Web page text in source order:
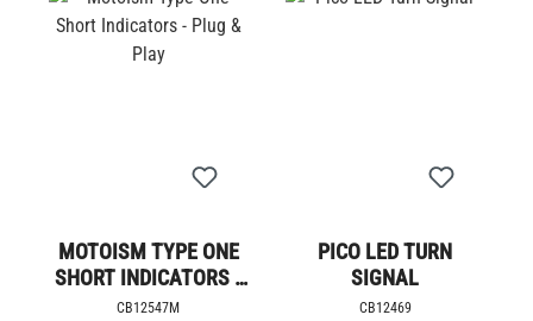
MOTOISM TYPE ONE
SHORT INDICATORS -
PLUG & PLAY
CB12547M
PICO LED TURN
SIGNAL
CB12469